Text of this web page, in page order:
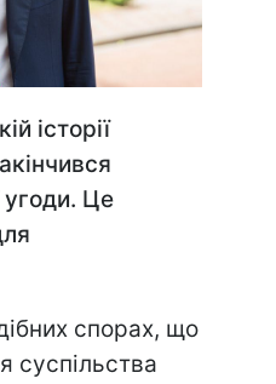
історії
Це
спорах, що
суспільства